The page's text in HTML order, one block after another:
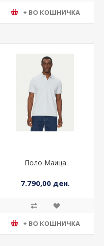
+ ВО КОШНИЧКА
Поло Маица
7.790,00 ден.
+ ВО КОШНИЧКА